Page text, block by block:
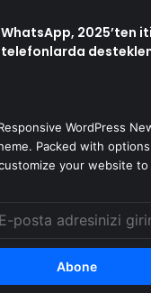
WhatsApp, 2025’ten
telefonlarda
WordPress
Packed with
your website